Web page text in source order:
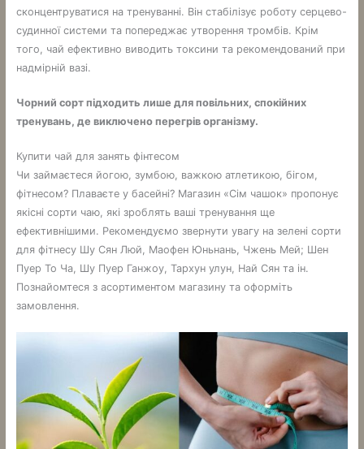
сконцентруватися на тренуванні. Він стабілізує роботу серцево-
судинної системи та попереджає утворення тромбів. Крім
того, чай ефективно виводить токсини та рекомендований при
надмірній вазі.
Чорний сорт підходить лише для повільних, спокійних
тренувань, де виключено перегрів організму.
Купити чай для занять фінтесом
Чи займаєтеся йогою, зумбою, важкою атлетикою, бігом,
фітнесом? Плаваєте у басейні? Магазин «Сім чашок» пропонує
якісні сорти чаю, які зроблять ваші тренування ще
ефективнішими. Рекомендуємо звернути увагу на зелені сорти
для фітнесу Шу Сян Люй, Маофен Юньнань, Чжень Мей; Шен
Пуер То Ча, Шу Пуер Ганжоу, Тархун улун, Най Сян та ін.
Познайомтеся з асортиментом магазину та оформіть
замовлення.